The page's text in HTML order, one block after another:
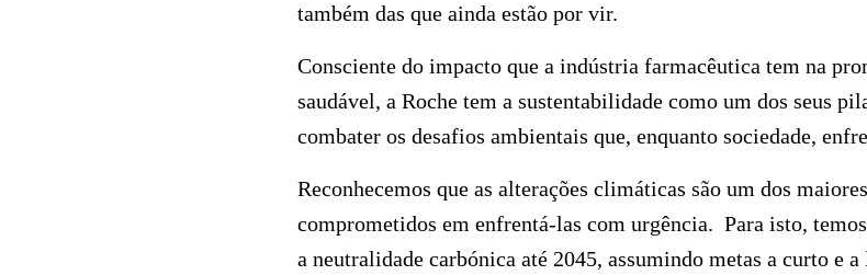
também das que ainda estão por vir.
Consciente do impacto que a indústria farmacêutica tem na
saudável, a Roche tem a sustentabilidade como um dos seus
combater os desafios ambientais que, enquanto sociedade,
Reconhecemos que as alterações climáticas são um dos
comprometidos em enfrentá-las com urgência. Para isto,
a neutralidade carbónica até 2045, assumindo metas a curto e